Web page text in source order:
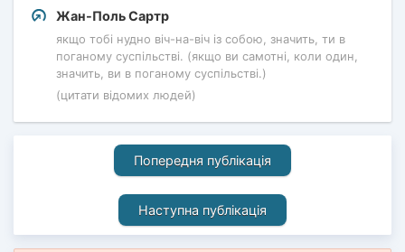
Жан-Поль Сартр
якщо тобі нудно віч-на-віч із собою, значить, ти в
поганому суспільстві. (якщо ви самотні, коли один,
значить, ви в поганому суспільстві.)
(цитати відомих людей)
Попередня публікація
Наступна публікація